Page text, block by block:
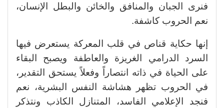
فنرى الجبان والمنافق والخائن والبطل الإنسان،
نعم الحروب كاشفة.
إنها حكاية قناص في قلب المعركة يستعرض فيها
السرد الدرامي الغريزة والعاطفة ويصبح البقاء
على الحياة في ذاته انتصاراً وفعلاً يستحق التقدير،
في الحروب تظهر هشاشة النفس البشرية، نعم
فنجد الإعلامي الفاسد، المتنازل الكاذب ونتذكر